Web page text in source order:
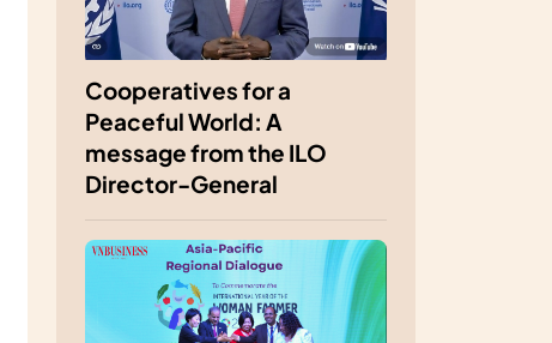
Cooperatives for a
Peaceful World: A
message from the ILO
Director-General